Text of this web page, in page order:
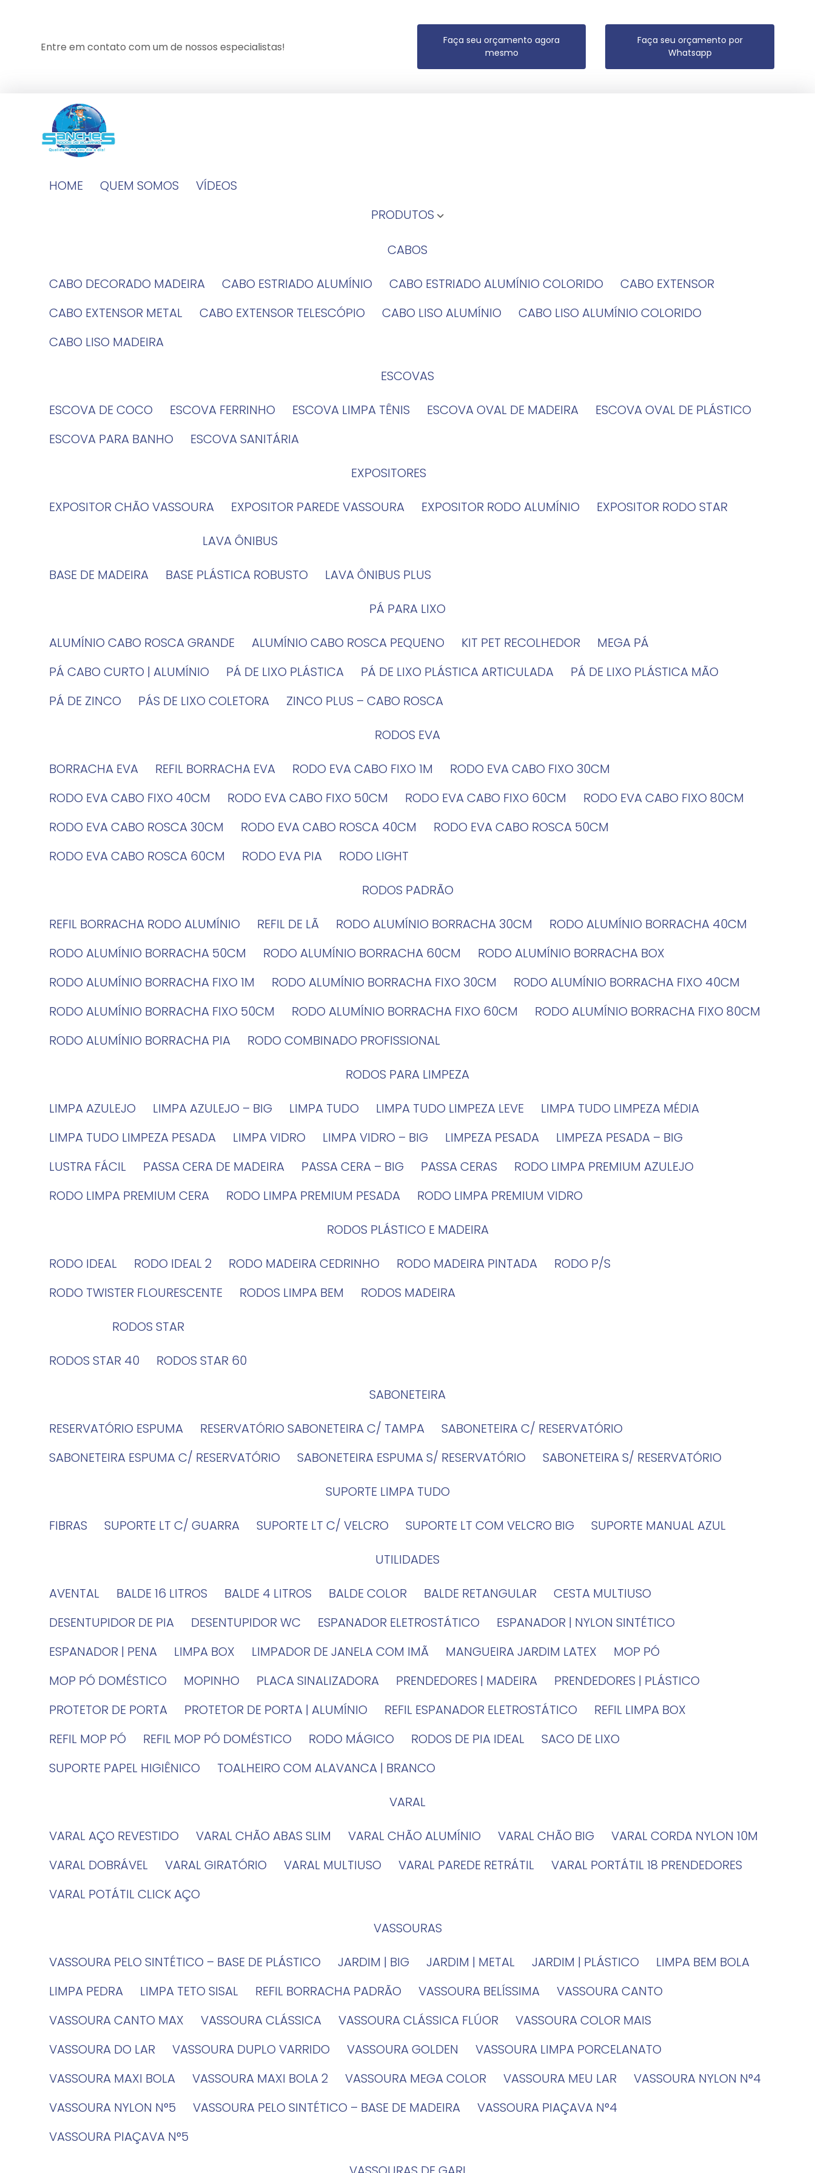
Entre em contato com um de nossos especialistas!
Faça seu orçamento agora
mesmo
Faça seu orçamento por
Whatsapp
HOME QUEM SOMOS
VÍDEOS
PRODUTOS
CABOS
CABO DECORADO MADEIRA
CABO ESTRIADO ALUMÍNIO CABO ESTRIADO ALUMÍNIO COLORIDO
CABO EXTENSOR
CABO EXTENSOR METAL
CABO EXTENSOR TELESCÓPIO CABO LISO ALUMÍNIO
CABO LISO ALUMÍNIO COLORIDO
CABO LISO MADEIRA
ESCOVAS
ESCOVA DE COCO
ESCOVA FERRINHO ESCOVA LIMPA TÊNIS ESCOVA OVAL DE MADEIRA
ESCOVA OVAL DE PLÁSTICO
ESCOVA PARA BANHO
ESCOVA SANITÁRIA
EXPOSITORES
EXPOSITOR CHÃO VASSOURA
EXPOSITOR PAREDE VASSOURA EXPOSITOR RODO ALUMÍNIO
EXPOSITOR RODO STAR
LAVA ÔNIBUS
BASE DE MADEIRA
BASE PLÁSTICA ROBUSTO
LAVA ÔNIBUS PLUS
PÁ PARA LIXO
ALUMÍNIO CABO ROSCA GRANDE
ALUMÍNIO CABO ROSCA PEQUENO KIT PET RECOLHEDOR
MEGA PÁ
PÁ CABO CURTO | ALUMÍNIO
PÁ DE LIXO PLÁSTICA PÁ DE LIXO PLÁSTICA ARTICULADA
PÁ DE LIXO PLÁSTICA MÃO
PÁ DE ZINCO
PÁS DE LIXO COLETORA
ZINCO PLUS – CABO ROSCA
RODOS EVA
BORRACHA EVA
REFIL BORRACHA EVA RODO EVA CABO FIXO 1M
RODO EVA CABO FIXO 30CM
RODO EVA CABO FIXO 40CM
RODO EVA CABO FIXO 50CM RODO EVA CABO FIXO 60CM
RODO EVA CABO FIXO 80CM
RODO EVA CABO ROSCA 30CM
RODO EVA CABO ROSCA 40CM
RODO EVA CABO ROSCA 50CM
RODO EVA CABO ROSCA 60CM
RODO EVA PIA
RODO LIGHT
RODOS PADRÃO
REFIL BORRACHA RODO ALUMÍNIO
REFIL DE LÃ RODO ALUMÍNIO BORRACHA 30CM
RODO ALUMÍNIO BORRACHA 40CM
RODO ALUMÍNIO BORRACHA 50CM
RODO ALUMÍNIO BORRACHA 60CM
RODO ALUMÍNIO BORRACHA BOX
RODO ALUMÍNIO BORRACHA FIXO 1M
RODO ALUMÍNIO BORRACHA FIXO 30CM
RODO ALUMÍNIO BORRACHA FIXO 40CM
RODO ALUMÍNIO BORRACHA FIXO 50CM
RODO ALUMÍNIO BORRACHA FIXO 60CM
RODO ALUMÍNIO BORRACHA FIXO 80CM
RODO ALUMÍNIO BORRACHA PIA
RODO COMBINADO PROFISSIONAL
RODOS PARA LIMPEZA
LIMPA AZULEJO
LIMPA AZULEJO – BIG LIMPA TUDO LIMPA TUDO LIMPEZA LEVE
LIMPA TUDO LIMPEZA MÉDIA
LIMPA TUDO LIMPEZA PESADA
LIMPA VIDRO LIMPA VIDRO – BIG LIMPEZA PESADA
LIMPEZA PESADA – BIG
LUSTRA FÁCIL
PASSA CERA DE MADEIRA PASSA CERA – BIG PASSA CERAS
RODO LIMPA PREMIUM AZULEJO
RODO LIMPA PREMIUM CERA
RODO LIMPA PREMIUM PESADA
RODO LIMPA PREMIUM VIDRO
RODOS PLÁSTICO E MADEIRA
RODO IDEAL
RODO IDEAL 2 RODO MADEIRA CEDRINHO RODO MADEIRA PINTADA
RODO P/S
RODO TWISTER FLOURESCENTE
RODOS LIMPA BEM
RODOS MADEIRA
RODOS STAR
RODOS STAR 40
RODOS STAR 60
SABONETEIRA
RESERVATÓRIO ESPUMA
RESERVATÓRIO SABONETEIRA C/ TAMPA
SABONETEIRA C/ RESERVATÓRIO
SABONETEIRA ESPUMA C/ RESERVATÓRIO
SABONETEIRA ESPUMA S/ RESERVATÓRIO
SABONETEIRA S/ RESERVATÓRIO
SUPORTE LIMPA TUDO
FIBRAS
SUPORTE LT C/ GUARRA SUPORTE LT C/ VELCRO SUPORTE LT COM VELCRO BIG
SUPORTE MANUAL AZUL
UTILIDADES
AVENTAL
BALDE 16 LITROS BALDE 4 LITROS BALDE COLOR BALDE RETANGULAR
CESTA MULTIUSO
DESENTUPIDOR DE PIA
DESENTUPIDOR WC ESPANADOR ELETROSTÁTICO
ESPANADOR | NYLON SINTÉTICO
ESPANADOR | PENA
LIMPA BOX LIMPADOR DE JANELA COM IMÃ MANGUEIRA JARDIM LATEX
MOP PÓ
MOP PÓ DOMÉSTICO
MOPINHO PLACA SINALIZADORA PRENDEDORES | MADEIRA
PRENDEDORES | PLÁSTICO
PROTETOR DE PORTA
PROTETOR DE PORTA | ALUMÍNIO REFIL ESPANADOR ELETROSTÁTICO
REFIL LIMPA BOX
REFIL MOP PÓ
REFIL MOP PÓ DOMÉSTICO RODO MÁGICO RODOS DE PIA IDEAL
SACO DE LIXO
SUPORTE PAPEL HIGIÊNICO
TOALHEIRO COM ALAVANCA | BRANCO
VARAL
VARAL AÇO REVESTIDO
VARAL CHÃO ABAS SLIM VARAL CHÃO ALUMÍNIO VARAL CHÃO BIG
VARAL CORDA NYLON 10M
VARAL DOBRÁVEL
VARAL GIRATÓRIO VARAL MULTIUSO VARAL PAREDE RETRÁTIL
VARAL PORTÁTIL 18 PRENDEDORES
VARAL POTÁTIL CLICK AÇO
VASSOURAS
VASSOURA PELO SINTÉTICO – BASE DE PLÁSTICO
JARDIM | BIG JARDIM | METAL JARDIM | PLÁSTICO
LIMPA BEM BOLA
LIMPA PEDRA
LIMPA TETO SISAL REFIL BORRACHA PADRÃO VASSOURA BELÍSSIMA
VASSOURA CANTO
VASSOURA CANTO MAX
VASSOURA CLÁSSICA VASSOURA CLÁSSICA FLÚOR
VASSOURA COLOR MAIS
VASSOURA DO LAR
VASSOURA DUPLO VARRIDO VASSOURA GOLDEN
VASSOURA LIMPA PORCELANATO
VASSOURA MAXI BOLA
VASSOURA MAXI BOLA 2 VASSOURA MEGA COLOR VASSOURA MEU LAR
VASSOURA NYLON N°4
VASSOURA NYLON N°5
VASSOURA PELO SINTÉTICO – BASE DE MADEIRA
VASSOURA PIAÇAVA N°4
VASSOURA PIAÇAVA N°5